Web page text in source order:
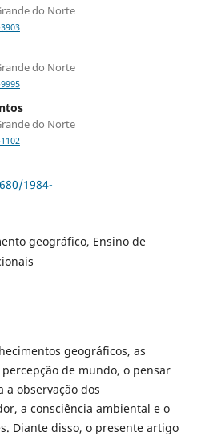
do Norte
do Norte
do Norte
1984-
geográfico, Ensino de
geográficos, as
de mundo, o pensar
observação dos
a consciência ambiental e o
Diante disso, o presente artigo